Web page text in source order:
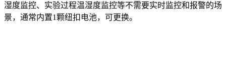
湿度监控、实验过程温湿度监控等不需要实时监控和报警的场
景，通常内置1颗纽扣电池，可更换。